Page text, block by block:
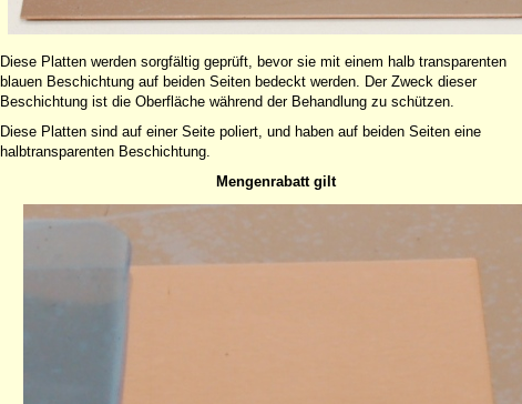
Diese Platten werden sorgfältig geprüft, bevor sie mit einem halb transparenten
blauen Beschichtung auf beiden Seiten bedeckt werden. Der Zweck dieser
Beschichtung ist die Oberfläche während der Behandlung zu schützen.
Diese Platten sind auf einer Seite poliert, und haben auf beiden Seiten eine
halbtransparenten Beschichtung.
Mengenrabatt gilt